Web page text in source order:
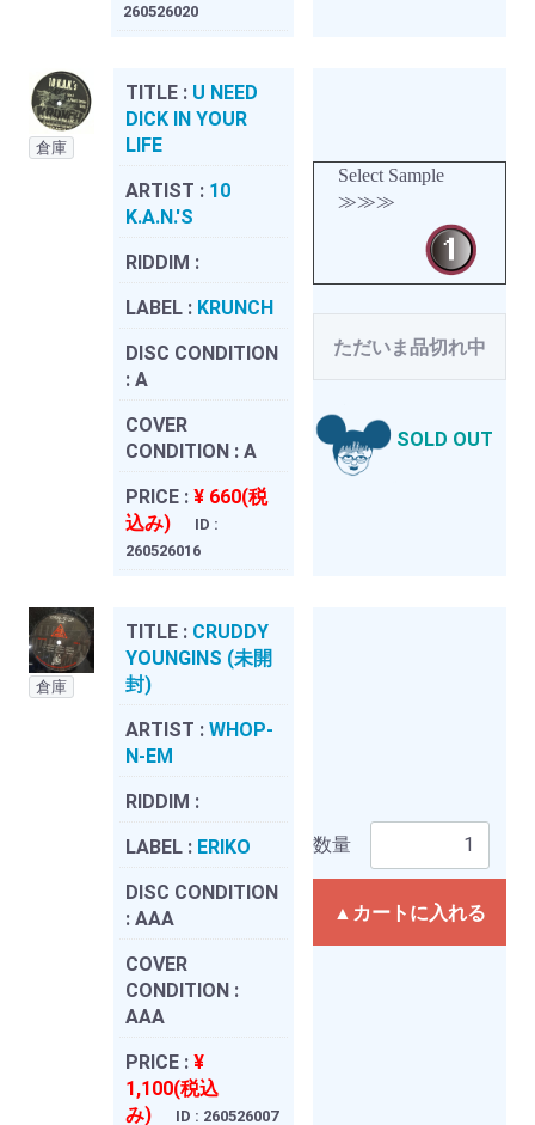
260526020
倉庫
TITLE : U NEED
DICK IN YOUR
LIFE
ARTIST : 10
K.A.N.'S
RIDDIM :
LABEL : KRUNCH
DISC CONDITION
: A
COVER
CONDITION : A
PRICE : ¥ 660(税
込み)
ID :
260526016
Select Sample
≫≫≫
ただいま品切れ中
SOLD OUT
倉庫
TITLE : CRUDDY
YOUNGINS (未開
封)
ARTIST : WHOP-
N-EM
RIDDIM :
LABEL : ERIKO
DISC CONDITION
: AAA
COVER
CONDITION :
AAA
PRICE : ¥
1,100(税込
み)
ID : 260526007
数量
▲カートに入れる